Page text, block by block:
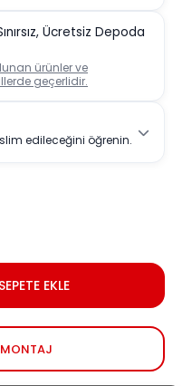
Ücretsiz Depoda
ürünler ve
geçerlidir.
edileceğini öğrenin.
SEPETE EKLE